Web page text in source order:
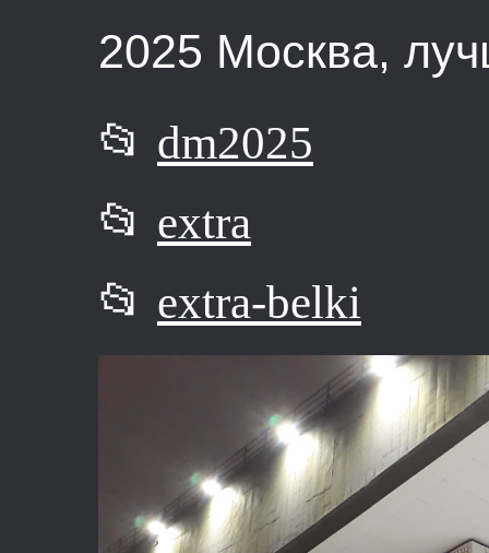
2025 Москва,
📂 dm2025
📂 extra
📂 extra-belki